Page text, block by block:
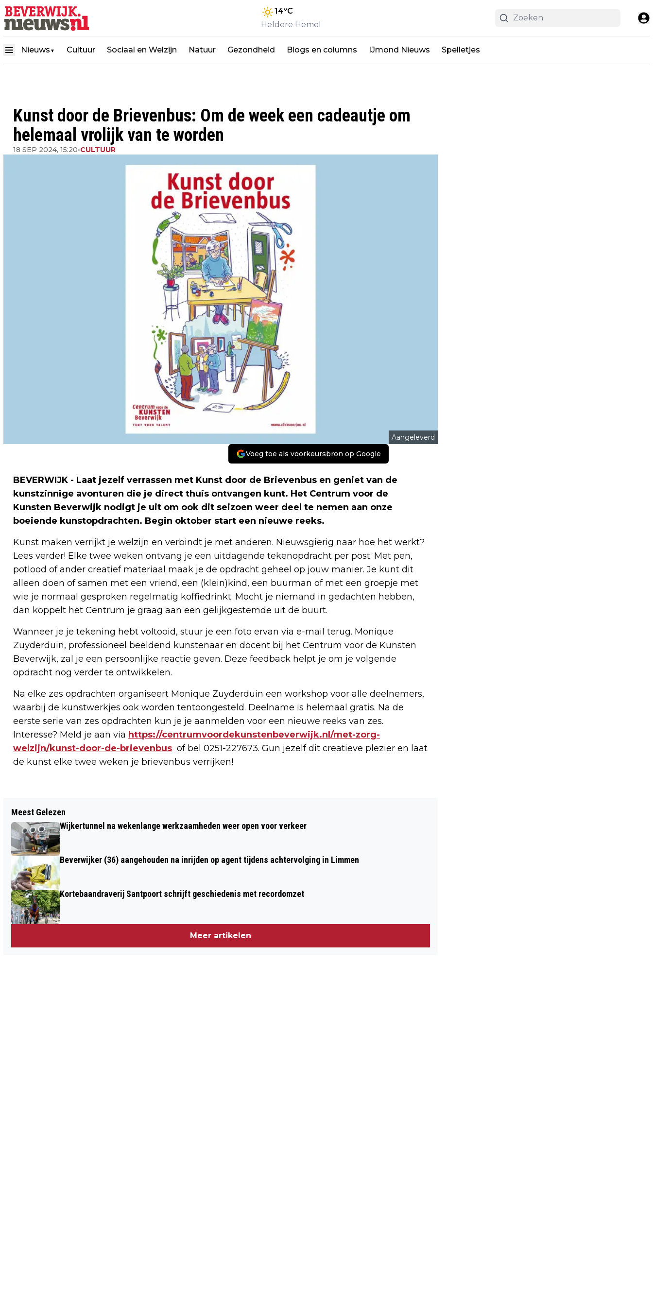
14°C
Heldere Hemel
Nieuws ▼ Cultuur Sociaal en Welzijn Natuur Gezondheid Blogs en columns IJmond Nieuws Spelletjes
Kunst door de Brievenbus: Om de week een cadeautje om
helemaal vrolijk van te worden
18 SEP 2024, 15:20•CULTUUR
Aangeleverd
Voeg toe als voorkeursbron op Google
BEVERWIJK - Laat jezelf verrassen met Kunst door de Brievenbus en geniet van de
kunstzinnige avonturen die je direct thuis ontvangen kunt. Het Centrum voor de
Kunsten Beverwijk nodigt je uit om ook dit seizoen weer deel te nemen aan onze
boeiende kunstopdrachten. Begin oktober start een nieuwe reeks.
Kunst maken verrijkt je welzijn en verbindt je met anderen. Nieuwsgierig naar hoe het werkt?
Lees verder! Elke twee weken ontvang je een uitdagende tekenopdracht per post. Met pen,
potlood of ander creatief materiaal maak je de opdracht geheel op jouw manier. Je kunt dit
alleen doen of samen met een vriend, een (klein)kind, een buurman of met een groepje met
wie je normaal gesproken regelmatig koffiedrinkt. Mocht je niemand in gedachten hebben,
dan koppelt het Centrum je graag aan een gelijkgestemde uit de buurt.
Wanneer je je tekening hebt voltooid, stuur je een foto ervan via e-mail terug. Monique
Zuyderduin, professioneel beeldend kunstenaar en docent bij het Centrum voor de Kunsten
Beverwijk, zal je een persoonlijke reactie geven. Deze feedback helpt je om je volgende
opdracht nog verder te ontwikkelen.
Na elke zes opdrachten organiseert Monique Zuyderduin een workshop voor alle deelnemers,
waarbij de kunstwerkjes ook worden tentoongesteld. Deelname is helemaal gratis. Na de
eerste serie van zes opdrachten kun je je aanmelden voor een nieuwe reeks van zes.
Interesse? Meld je aan via https://centrumvoordekunstenbeverwijk.nl/met-zorg-
welzijn/kunst-door-de-brievenbus of bel 0251-227673. Gun jezelf dit creatieve plezier en laat
de kunst elke twee weken je brievenbus verrijken!
TRIBUTE AAN DAVID BOWIE IN
NEDERLANDSE THEATERS; 14
DECEMBER IN KENNEMER THEATER
GESCHRIFTE!!!
Meest Gelezen
Wijkertunnel na wekenlange werkzaamheden weer open voor verkeer
Beverwijker (36) aangehouden na inrijden op agent tijdens achtervolging in Limmen
Kortebaandraverij Santpoort schrijft geschiedenis met recordomzet
Meer artikelen